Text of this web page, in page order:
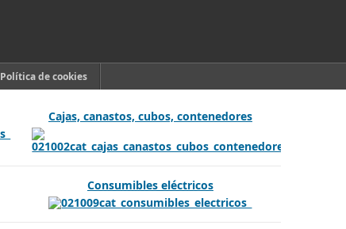
Política de cookies
Cajas, canastos, cubos, contenedores
Consumibles eléctricos